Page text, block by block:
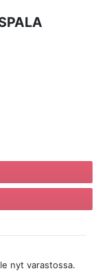
nyt varastossa.